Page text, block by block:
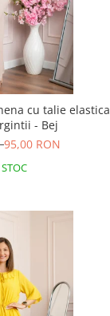
cu talie elastica
- Bej
95,00 RON